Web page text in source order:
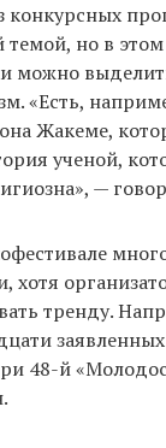
но в
можно
«Есть,
Жакеме,
ученой,
—
хотя
тренду.
48-й